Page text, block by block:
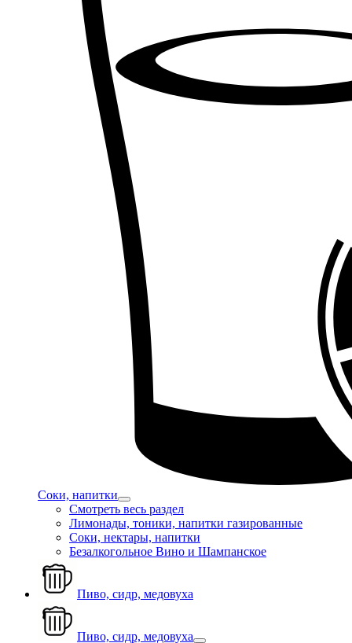
Соки, напитки
Смотреть весь раздел
Лимонады, тоники, напитки газированные
Соки, нектары, напитки
Безалкогольное Вино и Шампанское
Пиво, сидр, медовуха
Пиво, сидр, медовуха